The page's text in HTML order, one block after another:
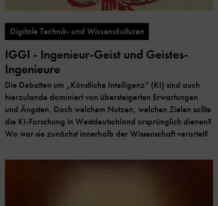
Digitale Technik- und Wissenskulturen
IGGI - Ingenieur-Geist und Geistes-
Ingenieure
Die Debatten um „Künstliche Intelligenz“ (KI) sind auch
hierzulande dominiert von übersteigerten Erwartungen
und Ängsten. Doch welchem Nutzen, welchen Zielen sollte
die KI-Forschung in Westdeutschland ursprünglich dienen?
Wo war sie zunächst innerhalb der Wissenschaft verortet?